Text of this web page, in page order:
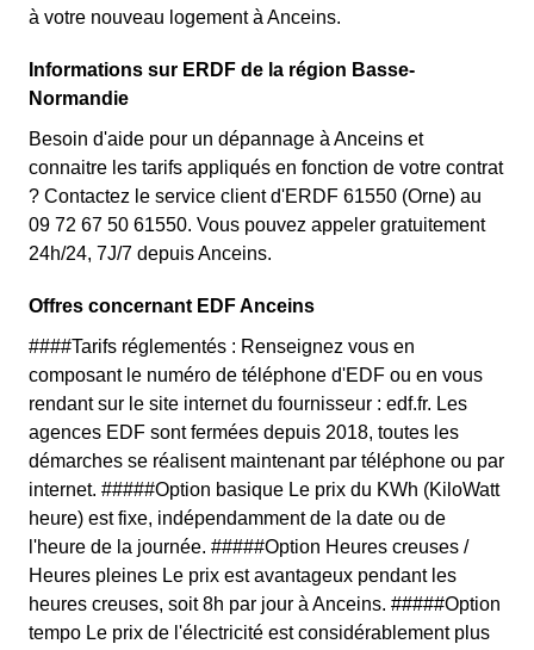
à votre nouveau logement à Anceins.
Informations sur ERDF de la région Basse-
Normandie
Besoin d'aide pour un dépannage à Anceins et
connaitre les tarifs appliqués en fonction de votre contrat
? Contactez le service client d'ERDF 61550 (Orne) au
09 72 67 50 61550. Vous pouvez appeler gratuitement
24h/24, 7J/7 depuis Anceins.
Offres concernant EDF Anceins
####Tarifs réglementés : Renseignez vous en
composant le numéro de téléphone d'EDF ou en vous
rendant sur le site internet du fournisseur : edf.fr. Les
agences EDF sont fermées depuis 2018, toutes les
démarches se réalisent maintenant par téléphone ou par
internet. #####Option basique Le prix du KWh (KiloWatt
heure) est fixe, indépendamment de la date ou de
l'heure de la journée. #####Option Heures creuses /
Heures pleines Le prix est avantageux pendant les
heures creuses, soit 8h par jour à Anceins. #####Option
tempo Le prix de l'électricité est considérablement plus